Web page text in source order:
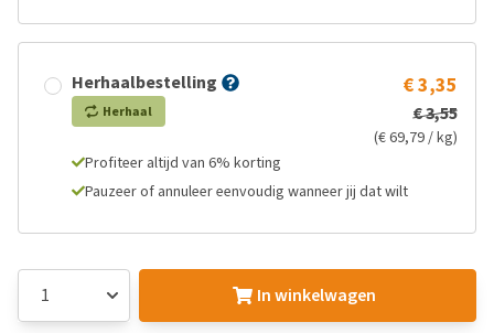
Herhaalbestelling
Herhaal
€ 3,35
€ 3,55
(€ 69,79 / kg)
Profiteer altijd van 6% korting
Pauzeer of annuleer eenvoudig wanneer jij dat wilt
In winkelwagen